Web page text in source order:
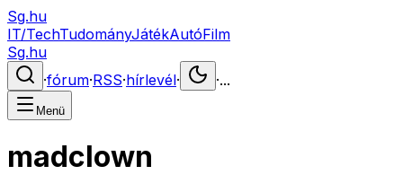
Sg.hu
IT/TechTudományJátékAutóFilm
Sg.hu
·fórum·RSS·hírlevél· ·...
Menü
madclown